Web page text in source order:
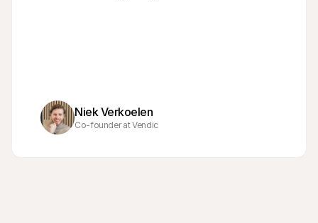
Niek Verkoelen
Co-founder at Vendic